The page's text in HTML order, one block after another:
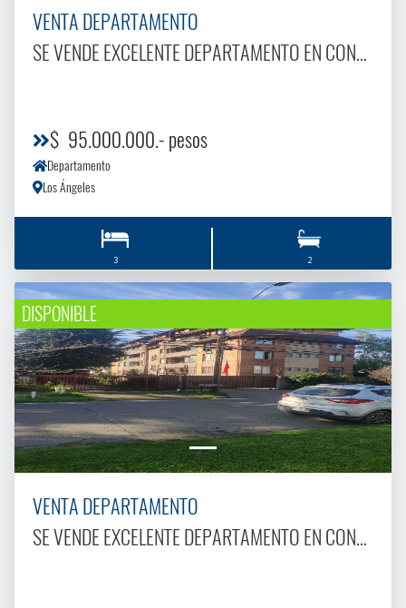
VENTA DEPARTAMENTO
SE VENDE EXCELENTE DEPARTAMENTO EN CONDOMINIO LOS ENCINOS
$ 95.000.000.- pesos
Departamento
Los Ángeles
3 2
DISPONIBLE
VENTA DEPARTAMENTO
SE VENDE EXCELENTE DEPARTAMENTO EN CONDOMINIO ARRAYAN.